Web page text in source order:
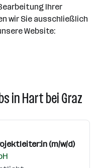
Ihrer
wir Sie ausschließlich
Website:
in Hart bei Graz
(m/w/d)